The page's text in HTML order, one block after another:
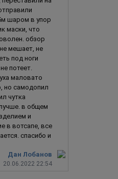
3000
Дан Лобанов
20.06.2022 22:54
шаром в упор
маски, что
обзор
мешает, не
под ноги
потеет.
маловато
но самодопил
чутка
в общем
и
в вотсапе, все
спасибо и